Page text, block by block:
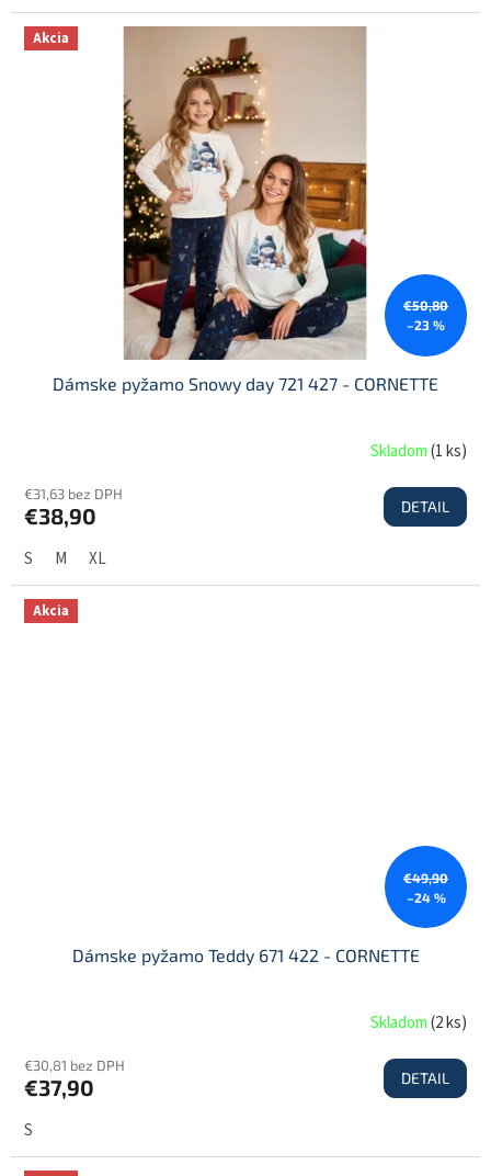
Akcia
€50,80
–23 %
Dámske pyžamo Snowy day 721 427 - CORNETTE
Skladom(1 ks)
€31,63 bez DPH
€38,90 DETAIL
S M XL
Akcia
€49,90
–24 %
Dámske pyžamo Teddy 671 422 - CORNETTE
Skladom(2 ks)
€30,81 bez DPH
€37,90 DETAIL
S